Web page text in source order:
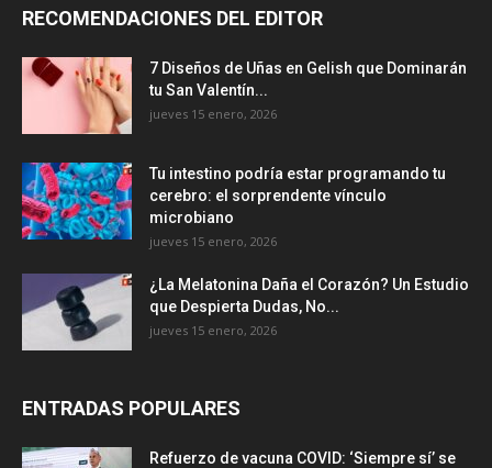
RECOMENDACIONES DEL EDITOR
7 Diseños de Uñas en Gelish que Dominarán
tu San Valentín...
jueves 15 enero, 2026
Tu intestino podría estar programando tu
cerebro: el sorprendente vínculo
microbiano
jueves 15 enero, 2026
¿La Melatonina Daña el Corazón? Un Estudio
que Despierta Dudas, No...
jueves 15 enero, 2026
ENTRADAS POPULARES
Refuerzo de vacuna COVID: ‘Siempre sí’ se